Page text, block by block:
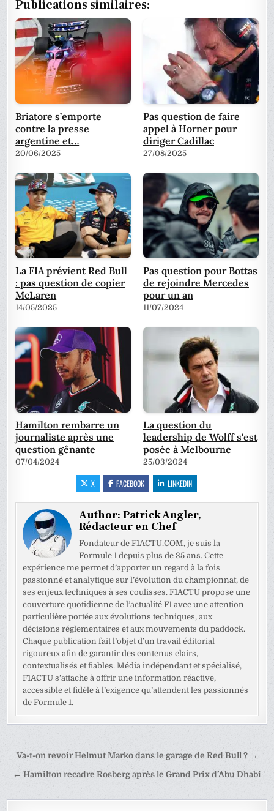
Publications similaires:
Briatore s’emporte
contre la presse
argentine et…
20/06/2025
Pas question de faire
appel à Horner pour
diriger Cadillac
27/08/2025
La FIA prévient Red Bull
: pas question de copier
McLaren
14/05/2025
Pas question pour Bottas
de rejoindre Mercedes
pour un an
11/07/2024
Hamilton rembarre un
journaliste après une
question gênante
07/04/2024
La question du
leadership de Wolff s'est
posée à Melbourne
25/03/2024
X FACEBOOK LINKEDIN
Author:Patrick Angler,
Rédacteur en Chef
Fondateur de F1ACTU.COM, je suis la
Formule 1 depuis plus de 35 ans. Cette
expérience me permet d’apporter un regard à la fois
passionné et analytique sur l’évolution du championnat, de
ses enjeux techniques à ses coulisses. F1ACTU propose une
couverture quotidienne de l’actualité F1 avec une attention
particulière portée aux évolutions techniques, aux
décisions réglementaires et aux mouvements du paddock.
Chaque publication fait l’objet d’un travail éditorial
rigoureux afin de garantir des contenus clairs,
contextualisés et fiables. Média indépendant et spécialisé,
F1ACTU s’attache à offrir une information réactive,
accessible et fidèle à l’exigence qu’attendent les passionnés
de Formule 1.
Navigation
de
Va-t-on revoir Helmut Marko dans le garage de Red Bull ? →
← Hamilton recadre Rosberg après le Grand Prix d’Abu Dhabi